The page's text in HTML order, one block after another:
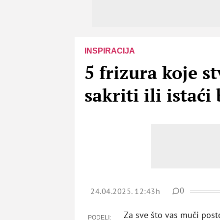
INSPIRACIJA
5 frizura koje
sakriti ili istaći
24.04.2025. 12:43h 0
PODELI: Za sve što vas muči